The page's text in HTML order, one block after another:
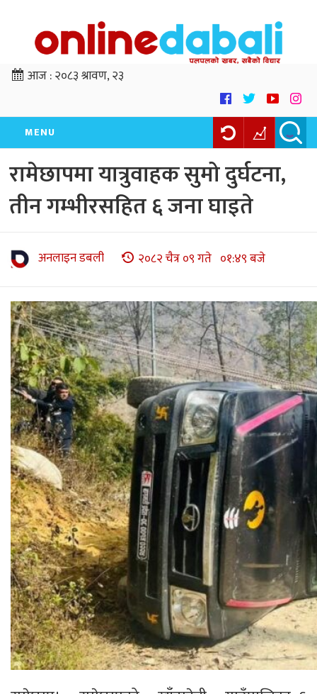
आज :२०८३ श्रावण, २३
MENU
रामेछापमा यात्रुवाहक सुमो दुर्घटना,
तीन गम्भीरसहित ६ जना घाइते
अनलाइन डबली २०८२ चैत्र ०९ गते ०१:४९ बजे